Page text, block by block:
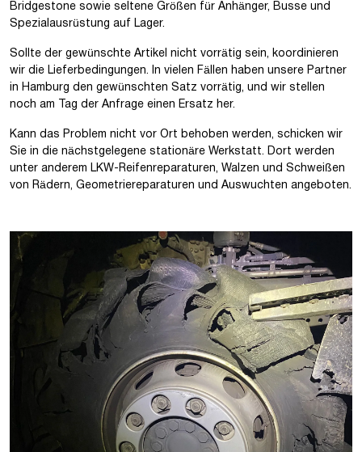
Bridgestone sowie seltene Größen für Anhänger, Busse und
Spezialausrüstung auf Lager.
Sollte der gewünschte Artikel nicht vorrätig sein, koordinieren
wir die Lieferbedingungen. In vielen Fällen haben unsere Partner
in Hamburg den gewünschten Satz vorrätig, und wir stellen
noch am Tag der Anfrage einen Ersatz her.
Kann das Problem nicht vor Ort behoben werden, schicken wir
Sie in die nächstgelegene stationäre Werkstatt. Dort werden
unter anderem LKW-Reifenreparaturen, Walzen und Schweißen
von Rädern, Geometriereparaturen und Auswuchten angeboten.